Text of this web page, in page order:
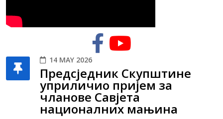
14 MAY 2026
Предсједник Скупштине
уприличио пријем за
чланове Савјета
националних мањина